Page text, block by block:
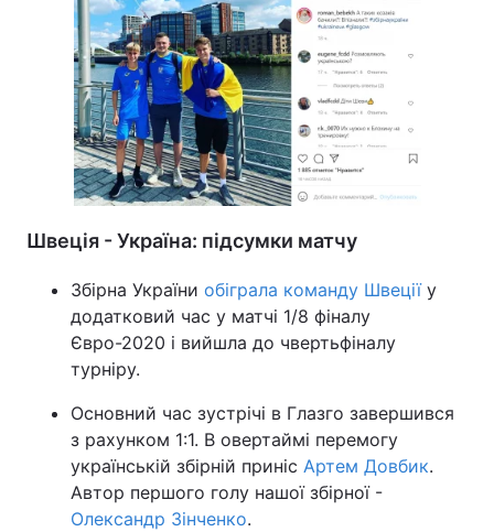
Швеція - Україна: підсумки матчу
Збірна України обіграла команду Швеціїу
додатковий час у матчі 1/8 фіналу
Євро-2020 і вийшла до чвертьфіналу
турніру.
Основний час зустрічі в Глазго завершився
з рахунком 1:1. В овертаймі перемогу
українській збірній приніс Артем Довбик.
Автор першого голу нашої збірної -
Олександр Зінченко.